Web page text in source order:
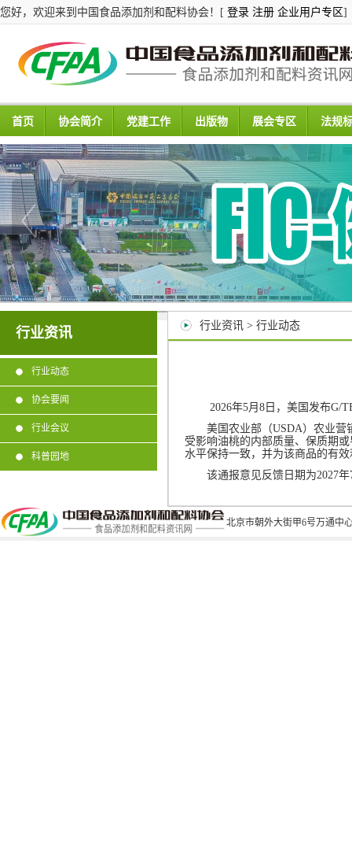
您好，欢迎来到中国食品添加剂和配料协会！[ 登录 注册 企业用户专区]
首页 协会简介 党建工作 出版物 展会专区 法规
行业资讯
行业动态
协会要闻
行业会议
科普园地
行业资讯 > 行业动态
2026年5月 8 日，美国发布G/
美国农业部（USDA）农业营
受影响油桃的内部质量、保质期
水平保持一致，并为该商品的有
该通报意见反馈日期为2027年
北京市朝外大街甲6号万通中